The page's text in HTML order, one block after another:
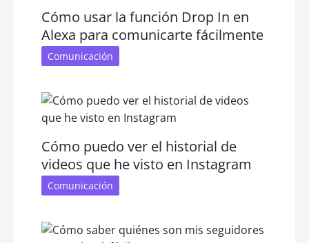
Cómo usar la función Drop In en
Alexa para comunicarte fácilmente
Comunicación
Cómo puedo ver el historial de
videos que he visto en Instagram
Comunicación